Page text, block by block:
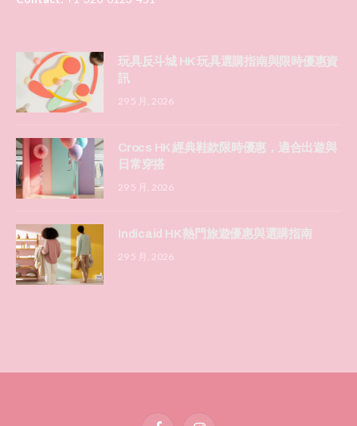
玩具反斗城 HK 玩具選購指南與限時優惠資
訊
29 5 月, 2026
Crocs HK 經典鞋款限時優惠，適合出遊與
日常穿搭
29 5 月, 2026
Indicaid HK 熱門旅遊優惠與選購指南
29 5 月, 2026